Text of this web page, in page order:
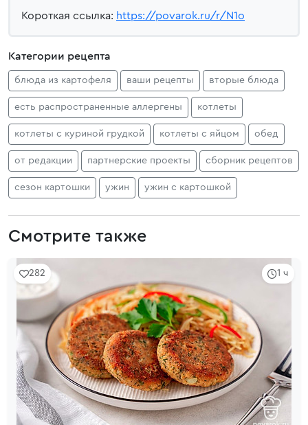
Короткая ссылка: https://povarok.ru/r/N1o
Категории рецепта
блюда из картофеля ваши рецепты вторые блюда
есть распространенные аллергены котлеты
котлеты с куриной грудкой котлеты с яйцом обед
от редакции партнерские проекты сборник рецептов
сезон картошки ужин ужин с картошкой
Смотрите также
1 ч
282